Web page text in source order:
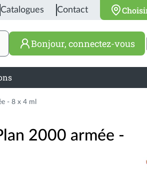
Catalogues Contact
Bonjour, connectez-vous
- 8 x 4 ml
2000 armée -